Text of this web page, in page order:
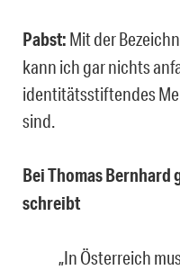
Pabst: Mit der
kann ich gar nichts
identitätsstiftendes
sind.
Bei Thomas Bernhard
schreibt
„In Österreich